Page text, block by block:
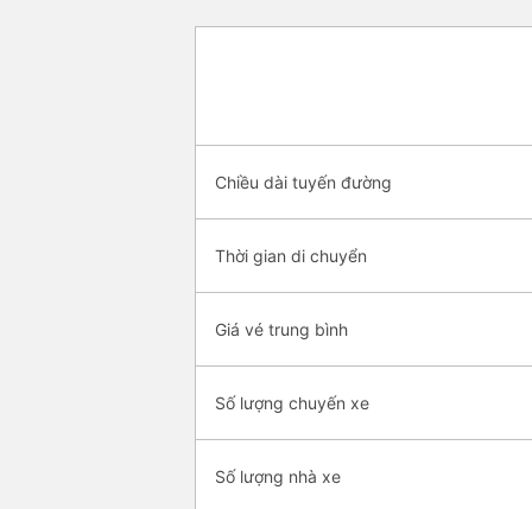
Chiều dài tuyến đường
Thời gian di chuyển
Giá vé trung bình
Số lượng chuyến xe
Số lượng nhà xe